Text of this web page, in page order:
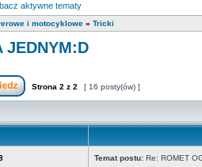
aktywne tematy
i motocyklowe » Tricki
JEDNYM:D
Strona 2 z 2 [ 16 posty(ów) ]
Temat postu: Re: ROMET